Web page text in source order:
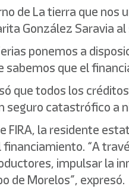
de La tierra que
González Saravia
ponemos a
sabemos que el
que todos los
seguro catastrófico a
FIRA, la residente
“A
impulsar la
de Morelos”, expresó.